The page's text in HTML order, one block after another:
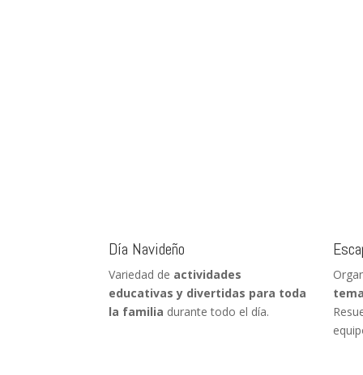
Día Navideño
Variedad de actividades
educativas y divertidas para toda
la familia durante todo el día.